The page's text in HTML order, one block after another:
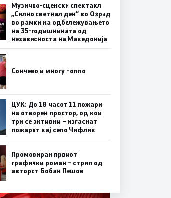
Музичко-сценски спектакл
„Силно светнал ден“ во Охрид
во рамки на одбележувањето
на 35-годишнината од
независноста на Македонија
Сончево и многу топло
ЦУК: До 18 часот 11 пожари
на отворен простор, од кои
три се активни – изгаснат
пожарот кај село Чифлик
Промовиран првиот
графички роман – стрип од
авторот Бобан Пешов